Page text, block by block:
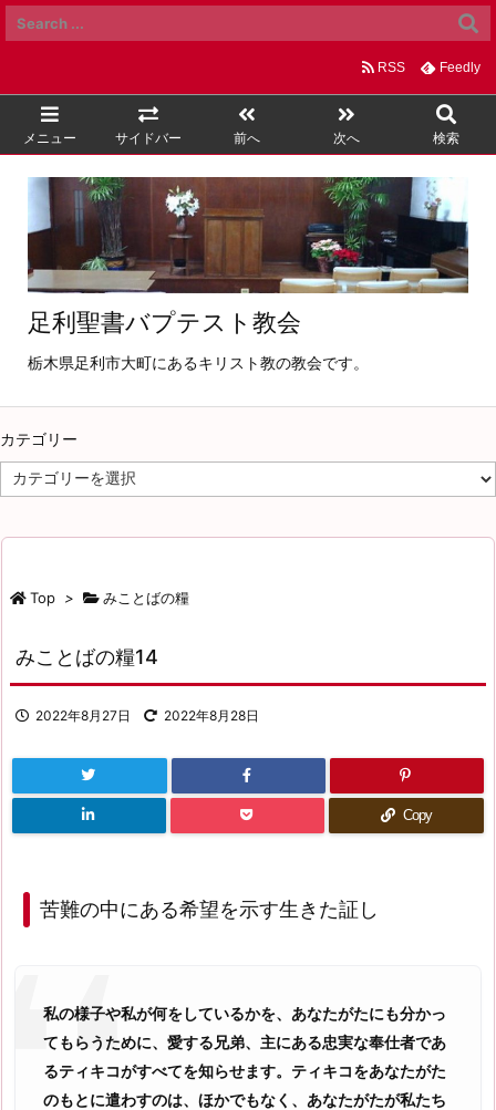
メニュー サイドバー 前へ 次へ 検索
RSS Feedly
足利聖書バプテスト教会
栃木県足利市大町にあるキリスト教の教会です。
カテゴリー
テ
リ
Top > みことばの糧
みことばの糧14
2022年8月27日 2022年8月28日
Copy
苦難の中にある希望を示す生きた証し
私の様子や私が何をしているかを、あなたがたにも分かっ
てもらうために、愛する兄弟、主にある忠実な奉仕者であ
るティキコがすべてを知らせます。ティキコをあなたがた
のもとに遣わすのは、ほかでもなく、あなたがたが私たち